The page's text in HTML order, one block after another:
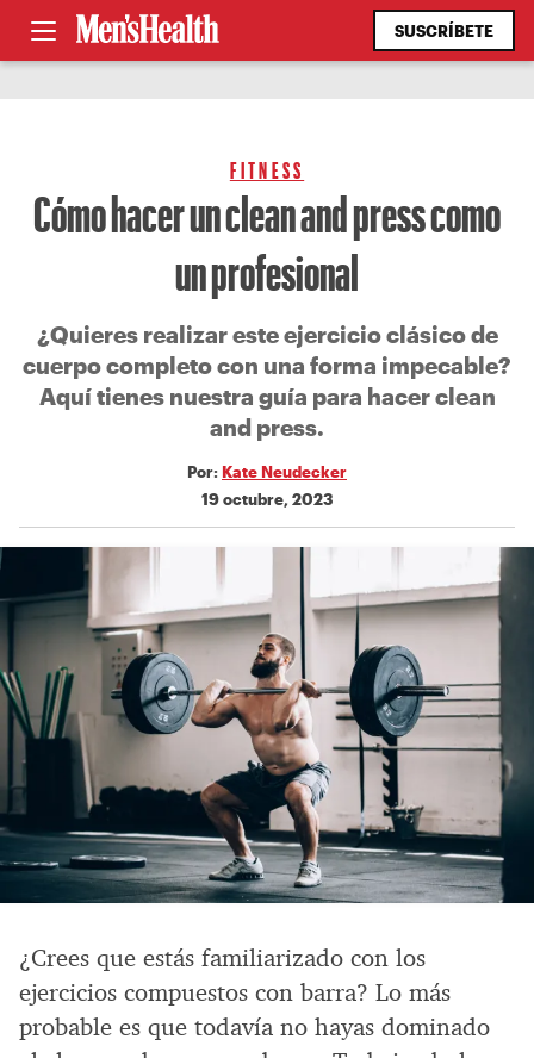
SUSCRÍBETE
FITNESS
Cómo hacer un clean and press como
un profesional
¿Quieres realizar este ejercicio clásico de
cuerpo completo con una forma impecable?
Aquí tienes nuestra guía para hacer clean
and press.
Por: Kate Neudecker
19 octubre, 2023
¿Crees que estás familiarizado con los
ejercicios compuestos con barra? Lo más
probable es que todavía no hayas dominado